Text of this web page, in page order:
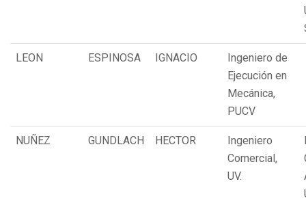
LEON ESPINOSA IGNACIO
Ingeniero de
Ejecución en
Mecánica,
PUCV
NUÑEZ GUNDLACH HECTOR
Ingeniero
Comercial,
UV.